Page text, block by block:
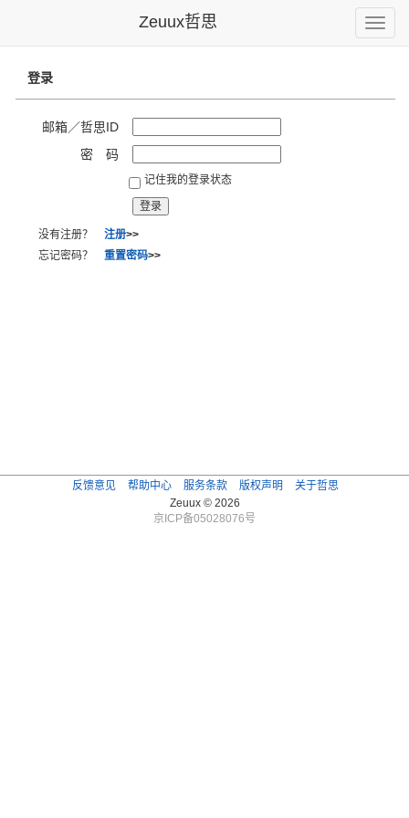
Toggle
Zeuux哲思
登录
邮箱／哲思ID
密 码
记住我的登录状态
没有注册？ 注册>>
忘记密码？ 重置密码>>
反馈意见 帮助中心 服务条款 版权声明
关于哲思
Zeuux © 2026
京ICP备05028076号